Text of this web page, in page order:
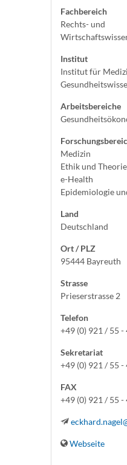
Fachbereich
Rechts- und
Institut
Institut für
Arbeitsbereiche
Medizin
Ethik und
e-Health
Epidemiologie
Land
Deutschland
Ort / PLZ
95444 Bayreuth
Strasse
Prieserstrasse 2
Telefon
+49 (0) 921 / 55 -
Sekretariat
+49 (0) 921 / 55 -
FAX
+49 (0) 921 / 55 -
Webseite